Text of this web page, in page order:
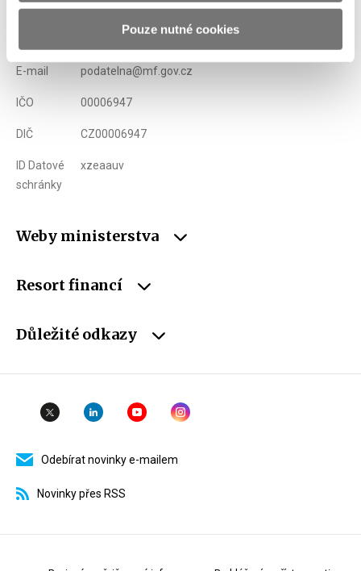
Pouze nutné cookies
Adresa Letenská 15, 118 10 Praha
E-mail podatelna@mf.gov.cz
IČO 00006947
DIČ CZ00006947
ID Datové
schránky
xzeaauv
Weby ministerstva
Resort financí
Důležité odkazy
Odebírat novinky e-mailem
Novinky přes RSS